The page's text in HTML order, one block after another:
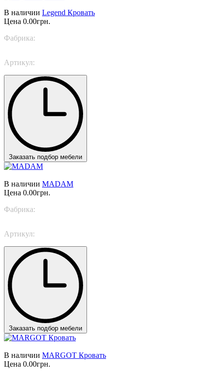
В наличии Legend Кровать
Цена 0.00грн.
Фабрика:
Артикул:
Заказать подбор мебели
В наличии MADAM
Цена 0.00грн.
Фабрика:
Артикул:
Заказать подбор мебели
В наличии MARGOT Кровать
Цена 0.00грн.